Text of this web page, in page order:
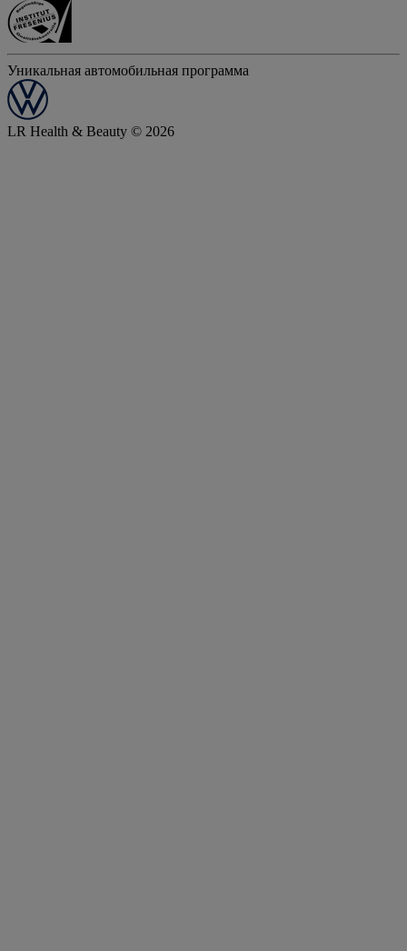
Уникальная автомобильная программа
LR Health & Beauty © 2026